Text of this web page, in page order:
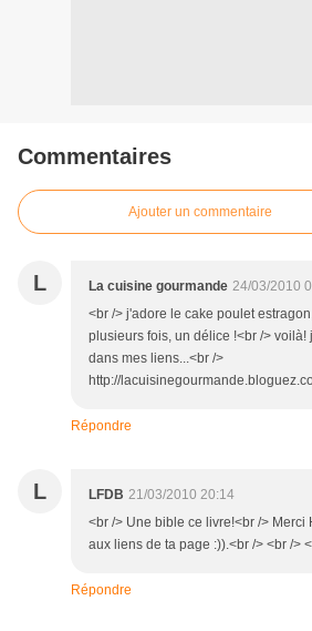
Commentaires
Ajouter un commentaire
L La cuisine gourmande 24/03/2010
<br /> j'adore le cake poulet
plusieurs fois, un délice !<br /> voilà!
dans mes liens...<br />
http://
Répondre
L LFDB 21/03/2010 20:14
<br /> Une bible ce livre!<br /> Merci
aux liens de ta page :)).<br /> <br />
Répondre